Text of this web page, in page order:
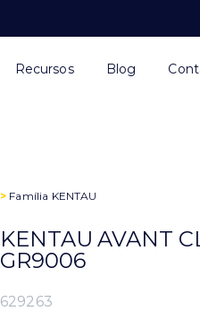
Recursos Blog
> Família KENTAU
KENTAU AVANT
GR9006
629263